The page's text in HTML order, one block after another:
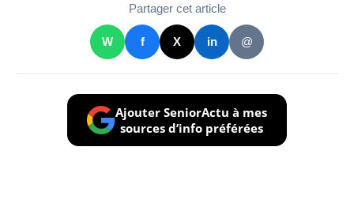
Partager cet article
W f X in @
Ajouter SeniorActu à mes
sources d’info préférées